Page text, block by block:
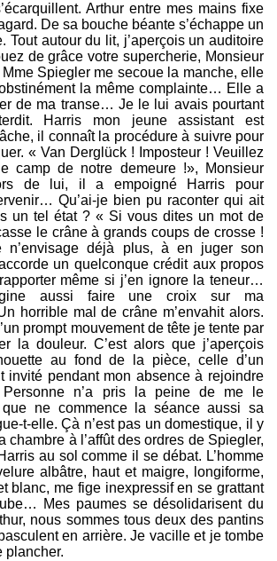
Arthur entre mes mains fixe
De sa bouche béante s’échappe un
Tout autour du lit, j’aperçois un auditoire
de grâce votre supercherie, Monsieur
Spiegler me secoue la manche, elle
la même complainte… Elle a
de ma transe… Je le lui avais pourtant
Harris mon jeune assistant est
il connaît la procédure à suivre pour
« Van Derglück ! Imposteur ! Veuillez
camp de notre demeure !», Monsieur
de lui, il a empoigné Harris pour
Qu’ai-je bien pu raconter qui ait
un tel état ? « Si vous dites un mot de
le crâne à grands coups de crosse !
n’envisage déjà plus, à en juger son
un quelconque crédit aux propos
même si j’en ignore la teneur…
aussi faire une croix sur ma
horrible mal de crâne m’envahit alors.
prompt mouvement de tête je tente par
la douleur. C’est alors que j’aperçois
au fond de la pièce, celle d’un
invité pendant mon absence à rejoindre
Personne n’a pris la peine de me le
que ne commence la séance aussi sa
t-elle. Çà n’est pas un domestique, il y
chambre à l’affût des ordres de Spiegler,
au sol comme il se débat. L’homme
albâtre, haut et maigre, longiforme,
blanc, me fige inexpressif en se grattant
Mes paumes se désolidarisent du
nous sommes tous deux des pantins
en arrière. Je vacille et je tombe
plancher.